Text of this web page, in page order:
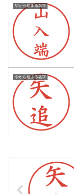
やから始まる名字
やから始まる名字